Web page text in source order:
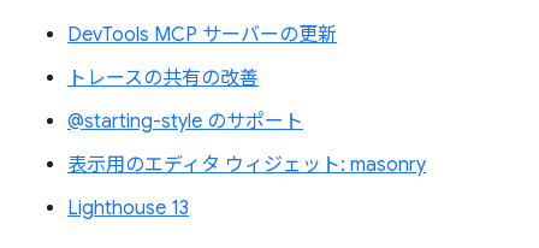
DevTools MCP サーバーの更新
トレースの共有の改善
@starting-style のサポート
表示用のエディタ ウィジェット: masonry
Lighthouse 13